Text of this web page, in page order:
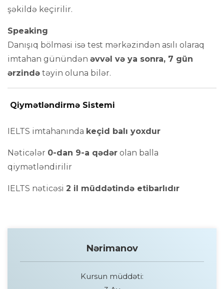
şəkildə keçirilir.
Speaking
Danışıq bölməsi isə test mərkəzindən asılı olaraq
imtahan günündən əvvəl və ya sonra, 7 gün
ərzində təyin oluna bilər.
Qiymətləndirmə Sistemi
IELTS imtahanında keçid balı yoxdur
Nəticələr 0-dan 9-a qədər olan balla
qiymətləndirilir
IELTS nəticəsi 2 il müddətində etibarlıdır
Nərimanov
Kursun müddəti: